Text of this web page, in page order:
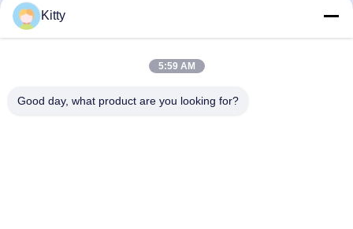
Máquina de soldadura do ponto da resistência
Kitty
5:59 AM
Good day, what product are you looking for?